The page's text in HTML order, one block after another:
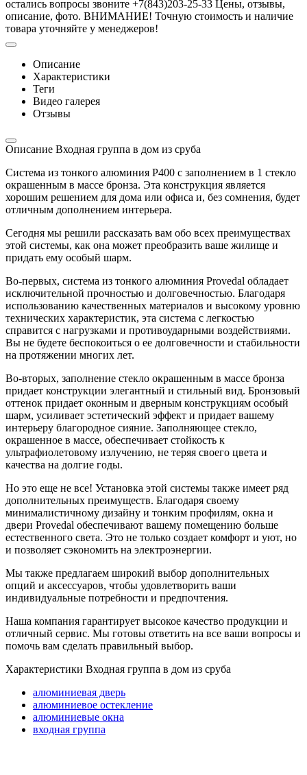
остались вопросы звоните +7(843)203-25-33 Цены, отзывы,
описание, фото. ВНИМАНИЕ! Точную стоимость и наличие
товара уточняйте у менеджеров!
Описание
Характеристики
Теги
Видео галерея
Отзывы
Описание Входная группа в дом из сруба
Система из тонкого алюминия P400 с заполнением в 1 стекло
окрашенным в массе бронза. Эта конструкция является
хорошим решением для дома или офиса и, без сомнения, будет
отличным дополнением интерьера.
Сегодня мы решили рассказать вам обо всех преимуществах
этой системы, как она может преобразить ваше жилище и
придать ему особый шарм.
Во-первых, система из тонкого алюминия Provedal обладает
исключительной прочностью и долговечностью. Благодаря
использованию качественных материалов и высокому уровню
технических характеристик, эта система с легкостью
справится с нагрузками и противоударными воздействиями.
Вы не будете беспокоиться о ее долговечности и стабильности
на протяжении многих лет.
Во-вторых, заполнение стекло окрашенным в массе бронза
придает конструкции элегантный и стильный вид. Бронзовый
оттенок придает оконным и дверным конструкциям особый
шарм, усиливает эстетический эффект и придает вашему
интерьеру благородное сияние. Заполняющее стекло,
окрашенное в массе, обеспечивает стойкость к
ультрафиолетовому излучению, не теряя своего цвета и
качества на долгие годы.
Но это еще не все! Установка этой системы также имеет ряд
дополнительных преимуществ. Благодаря своему
минималистичному дизайну и тонким профилям, окна и
двери Provedal обеспечивают вашему помещению больше
естественного света. Это не только создает комфорт и уют, но
и позволяет сэкономить на электроэнергии.
Мы также предлагаем широкий выбор дополнительных
опций и аксессуаров, чтобы удовлетворить ваши
индивидуальные потребности и предпочтения.
Наша компания гарантирует высокое качество продукции и
отличный сервис. Мы готовы ответить на все ваши вопросы и
помочь вам сделать правильный выбор.
Характеристики Входная группа в дом из сруба
алюминиевая дверь
алюминиевое остекление
алюминиевые окна
входная группа